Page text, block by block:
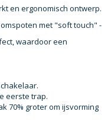
en ergonomisch ontwerp.
met "soft touch" -
waardoor een
eerste trap.
70% groter om ijsvorming